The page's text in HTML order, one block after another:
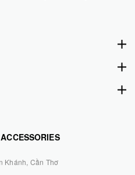
Khánh, Cần Thơ